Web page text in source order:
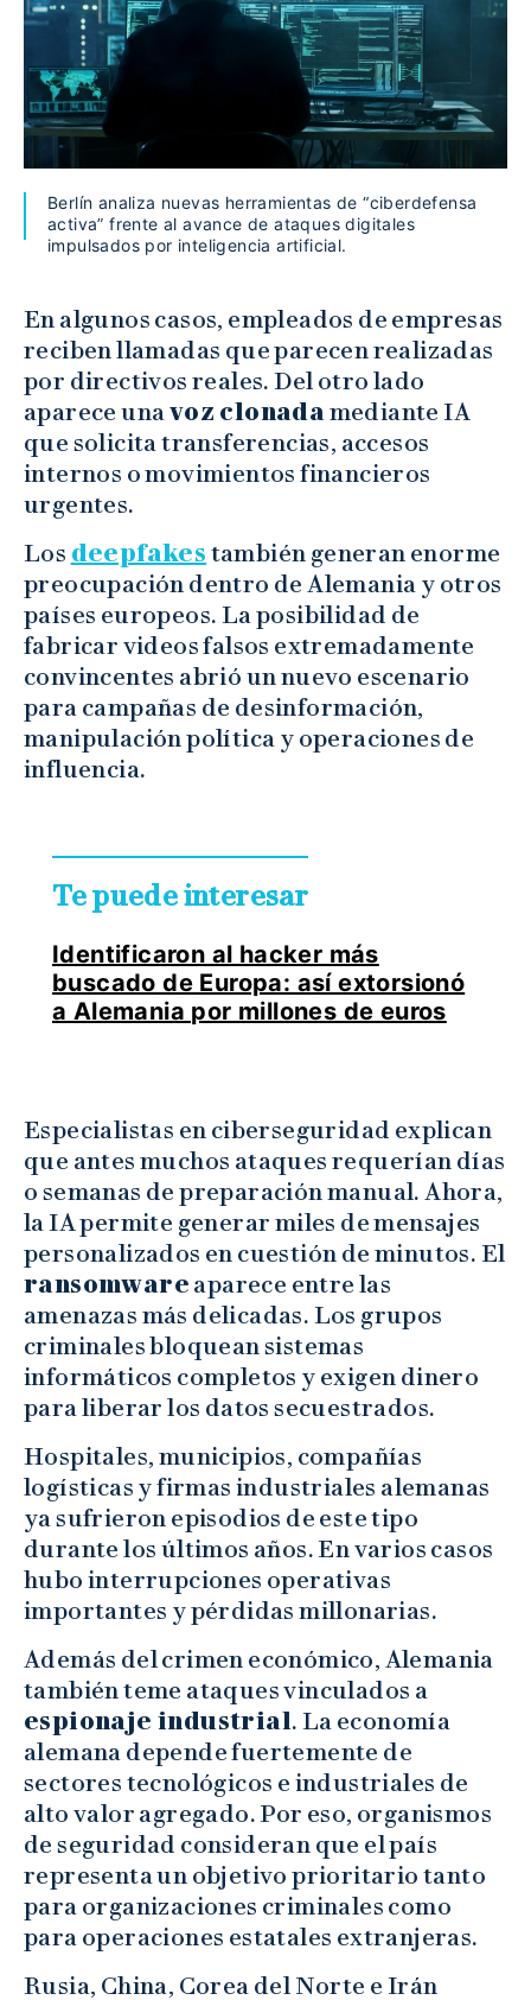
Berlín analiza nuevas herramientas de “ciberdefensa
activa” frente al avance de ataques digitales
impulsados por inteligencia artificial.
En algunos casos, empleados de empresas
reciben llamadas que parecen realizadas
por directivos reales. Del otro lado
aparece unavoz clonadamediante IA
que solicita transferencias, accesos
internos o movimientos financieros
urgentes.
Los deepfakes también generan enorme
preocupación dentro de Alemania y otros
países europeos. La posibilidad de
fabricar videos falsos extremadamente
convincentes abrió un nuevo escenario
para campañas de desinformación,
manipulación política y operaciones de
influencia.
Te puede interesar
Identificaron al hacker más
buscado de Europa: así extorsionó
a Alemania por millones de euros
Especialistas en ciberseguridad explican
que antes muchos ataques requerían días
o semanas de preparación manual. Ahora,
la IA permite generar miles de mensajes
personalizados en cuestión de minutos. El
ransomware aparece entre las
amenazas más delicadas. Los grupos
criminales bloquean sistemas
informáticos completos y exigen dinero
para liberar los datos secuestrados.
Hospitales, municipios, compañías
logísticas y firmas industriales alemanas
ya sufrieron episodios de este tipo
durante los últimos años. En varios casos
hubo interrupciones operativas
importantes y pérdidas millonarias.
Además del crimen económico, Alemania
también teme ataques vinculados a
espionaje industrial. La economía
alemana depende fuertemente de
sectores tecnológicos e industriales de
alto valor agregado. Por eso, organismos
de seguridad consideran que el país
representa un objetivo prioritario tanto
para organizaciones criminales como
para operaciones estatales extranjeras.
Rusia, China, Corea del Norte e Irán